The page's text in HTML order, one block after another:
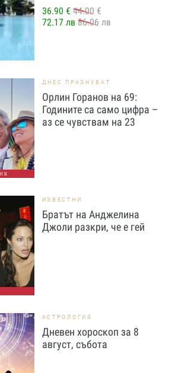
36.90 € 44.00 €
72.17 лв 86.06 лв
ДНЕС ПРАЗНУВАТ
Орлин Горанов на 69:
Годините са само цифра –
аз се чувствам на 23
ИЗВЕСТНИ
Братът на Анджелина
Джоли разкри, че е гей
АСТРОЛОГИЯ
Дневен хороскоп за 8
август, събота